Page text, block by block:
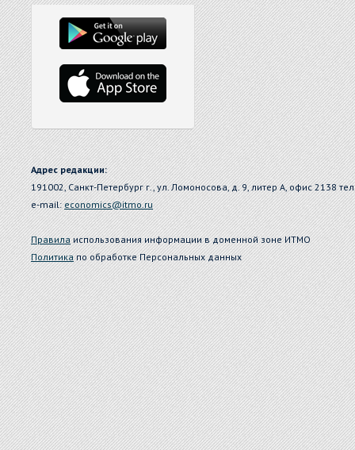
Адрес редакции:
191002, Санкт-Петербург г., ул. Ломоносова, д. 9, литер А, офис 2138
e-mail:economics@itmo.ru
Правилаиспользования информации в доменной зоне ИТМО
Политикапо обработке Персональных данных